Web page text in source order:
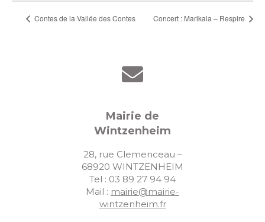
Contes de la Vallée des Contes Concert : Marikala – Respire
Mairie de
Wintzenheim
28, rue Clemenceau –
68920 WINTZENHEIM
Tel : 03 89 27 94 94
Mail : mairie@mairie-
wintzenheim.fr